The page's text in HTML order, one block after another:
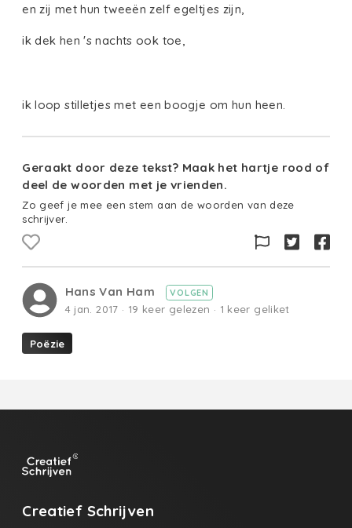
en zij met hun tweeën zelf egeltjes zijn,
ik dek hen 's nachts ook toe,
ik loop stilletjes met een boogje om hun heen.
Geraakt door deze tekst? Maak het hartje rood of
deel de woorden met je vrienden.
Zo geef je mee een stem aan de woorden van deze
schrijver.
Hans Van Ham VOLGEN
4 jan. 2017 · 19 keer gelezen · 1 keer geliket
Poëzie
Creatief Schrijven